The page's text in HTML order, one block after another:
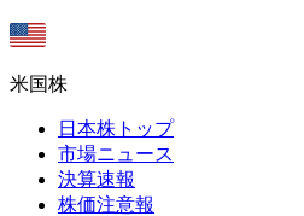
米国株
日本株トップ
市場ニュース
決算速報
株価注意報